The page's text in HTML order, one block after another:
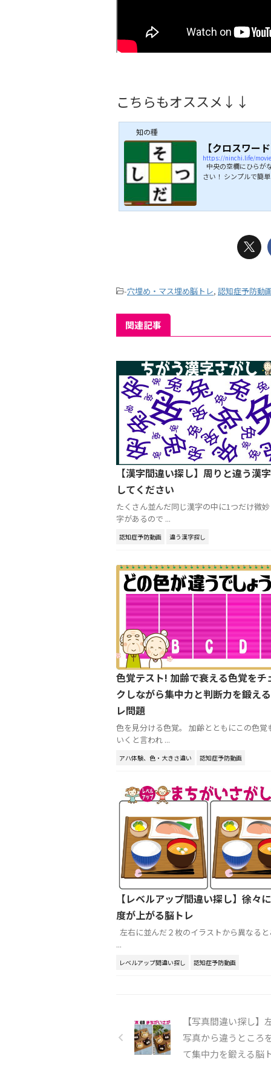
こちらもオススメ↓↓
知の種
【クロスワー
https://ninchi.life/
中央の空欄にひらが
さい！ シンプルで簡
-穴埋め・マス埋め脳トレ, 認知症予防動
関連記事
【漢字間違い探し】周りと違う漢
してください
たくさん並んだ同じ漢字の中に1つだけ微
字があるので ...
認知症予防動画 違う漢字探し
色覚テスト! 加齢で衰える色覚をチ
クしながら集中力と判断力を鍛え
レ問題
色を見分ける色覚。 加齢とともにこの色覚
いくと言われ ...
アハ体験、色・大きさ違い 認知症予防動画
【レベルアップ間違い探し】徐々
度が上がる脳トレ
左右に並んだ２枚のイラストから異なる
...
レベルアップ間違い探し 認知症予防動画
【写真間違い探し】
写真から違うところ
て集中力を鍛える脳